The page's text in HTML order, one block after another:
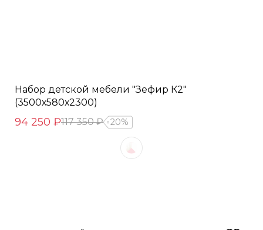
Набор детской мебели "Зефир К2"
(3500х580х2300)
94 250 ₽117 350 ₽ 20%